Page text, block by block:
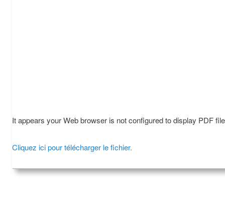
It appears your Web browser is not configured to display PDF
Cliquez ici pour télécharger le fichier.